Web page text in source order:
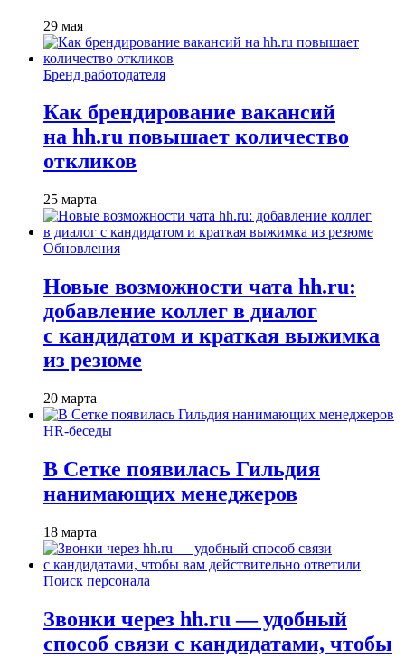
29 мая
Бренд работодателя
Как брендирование вакансий
на hh.ru повышает количество
откликов
25 марта
Обновления
Новые возможности чата hh.ru:
добавление коллег в диалог
с кандидатом и краткая выжимка
из резюме
20 марта
HR-беседы
В Сетке появилась Гильдия
нанимающих менеджеров
18 марта
Поиск персонала
Звонки через hh.ru — удобный
способ связи с кандидатами, чтобы